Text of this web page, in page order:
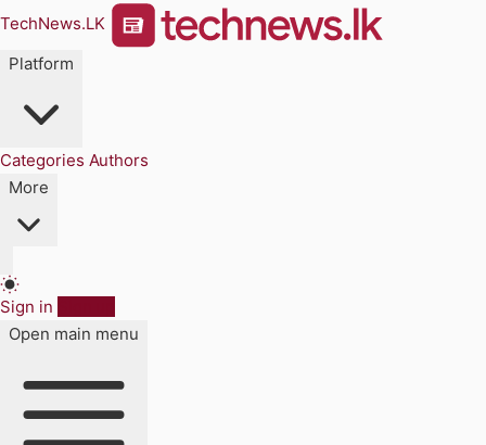
TechNews.LK
Platform
Categories Authors
More
Sign in
Open main menu